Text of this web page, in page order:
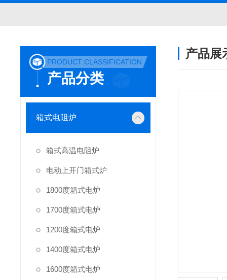
PRODUCT CLASSIFICATION
产品分类
箱式电阻炉
箱式高温电阻炉
电动上开门箱式炉
1800度箱式电炉
1700度箱式电炉
1200度箱式电炉
1400度箱式电炉
1600度箱式电炉
产品展